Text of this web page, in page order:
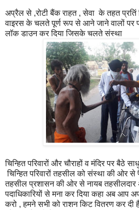
अप्रैल से ,रोटी बैंक राहत , सेवा के तहत प्रतिं
वाइरस के चलते पूर्ण रूप से आने जाने वालों पर
लॉक डाउन कर दिया जिसके चलते संस्था
चिन्हित परिवारों और चौराहों व मंदिर पर
चिन्हित परिवारों तहसील को संस्था की ओर
तहसील प्रशासन की ओर से नायब
पदाधिकारियों से मना कर दिया कहा अब आप
करो , हमने सभी को राशन किट वितरण कर दी